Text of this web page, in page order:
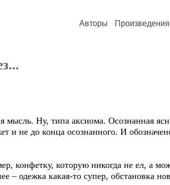
Авторы Произведения
мысль. Ну, типа аксиома. Осознанная
и не до конца осознанного. И
конфетку, которую никогда не ел, а
– одежка какая-то супер, обстановка